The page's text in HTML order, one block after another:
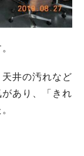
井の汚れなど
あり、「きれ